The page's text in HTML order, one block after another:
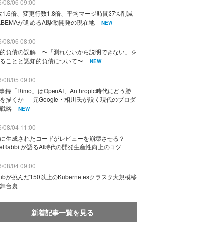
08/06 09:00
1.6倍、変更行数1.8倍、平均マージ時間37%削減
が進めるAI駆動開発の現在地
NEW
08/06 08:00
負債の誤解 〜「測れないから説明できない」を
ことと認知的負債について〜
NEW
08/05 09:00
録「Rimo」はOpenAI、Anthropic時代にどう勝
描くか──元Google・相川氏が説く現代のプロダ
略
NEW
08/04 11:00
生成されたコードがレビューを崩壊させる？
が語るAI時代の開発生産性向上のコツ
08/04 09:00
が挑んだ150以上のKubernetesクラスタ大規模移
台裏
新着記事一覧を見る